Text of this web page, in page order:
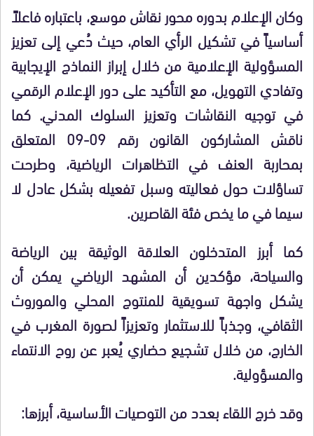
وكان الإعلام بدوره محور نقاش موسع، باعتباره فاعلاً
أساسياً في تشكيل الرأي العام، حيث دُعي إلى تعزيز
المسؤولية الإعلامية من خلال إبراز النماذج الإيجابية
وتفادي التهويل، مع التأكيد على دور الإعلام الرقمي
في توجيه النقاشات وتعزيز السلوك المدني. كما
ناقش المشاركون القانون رقم 09-09 المتعلق
بمحاربة العنف في التظاهرات الرياضية، وطرحت
تساؤلات حول فعاليته وسبل تفعيله بشكل عادل لا
سيما في ما يخص فئة القاصرين.
كما أبرز المتدخلون العلاقة الوثيقة بين الرياضة
والسياحة، مؤكدين أن المشهد الرياضي يمكن أن
يشكل واجهة تسويقية للمنتوج المحلي والموروث
الثقافي، وجذباً للاستثمار وتعزيزاً لصورة المغرب في
الخارج، من خلال تشجيع حضاري يُعبر عن روح الانتماء
والمسؤولية.
وقد خرج اللقاء بعدد من التوصيات الأساسية، أبرزها: